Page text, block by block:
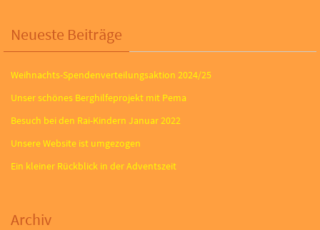
Neueste Beiträge
Weihnachts-Spendenverteilungsaktion 2024/25
Unser schönes Berghilfeprojekt mit Pema
Besuch bei den Rai-Kindern Januar 2022
Unsere Website ist umgezogen
Ein kleiner Rückblick in der Adventszeit
Archiv